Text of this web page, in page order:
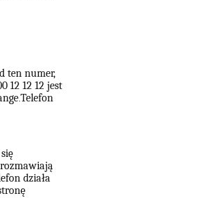
ten numer,
12 12 12 jest
.Telefon
działa